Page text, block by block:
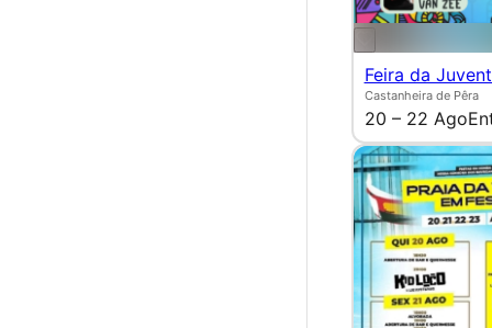
Feira da
Castanheira de Pêra
20 – 22 Ago